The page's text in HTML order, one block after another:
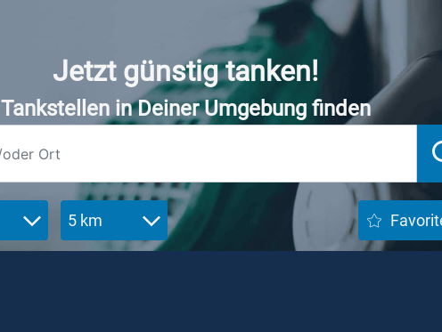
Jetzt günstig tanken!
Tankstellen in Deiner Umgebung finden
5 km